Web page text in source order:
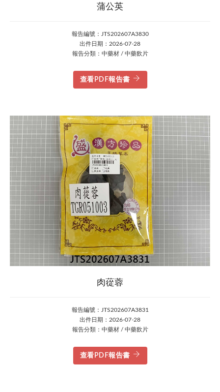
蒲公英
報告編號：JTS202607A3830
出件日期：2026-07-28
報告分類：中藥材 / 中藥飲片
查看PDF報告書
肉蓯蓉
報告編號：JTS202607A3831
出件日期：2026-07-28
報告分類：中藥材 / 中藥飲片
查看PDF報告書